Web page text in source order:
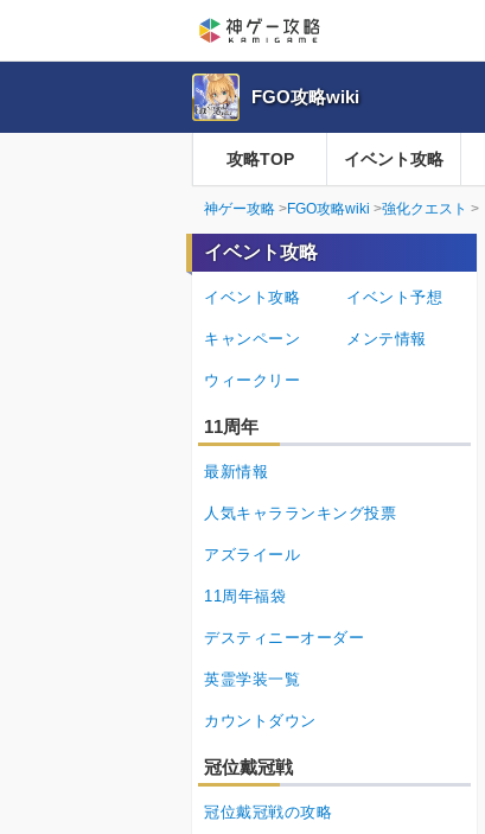
FGO攻略wiki
攻略TOP イベント攻略
神ゲー攻略 FGO攻略wiki 強化クエスト
イベント攻略
イベント攻略 イベント予想
キャンペーン メンテ情報
ウィークリー
11周年
最新情報
人気キャラランキング投票
アズライール
11周年福袋
デスティニーオーダー
英霊学装一覧
カウントダウン
冠位戴冠戦
冠位戴冠戦の攻略